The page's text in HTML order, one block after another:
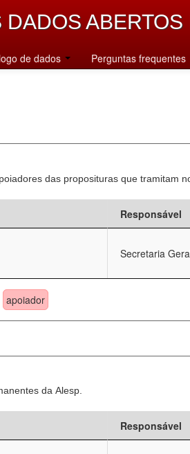
DADOS ABERTOS
de dados Perguntas frequentes
das proposituras que tramitam
Responsável
Secretaria
apoiador
da Alesp.
Responsável